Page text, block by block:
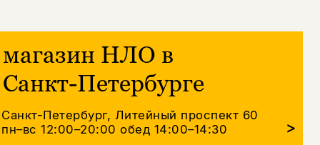
магазин НЛО в
Санкт-Петербурге
Санкт-Петербург, Литейный проспект 60
пн–вс 12:00–20:00обед 14:00–14:30 >